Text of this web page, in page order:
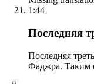
1:44
Последняя
Последняя
Фаджра. Таким